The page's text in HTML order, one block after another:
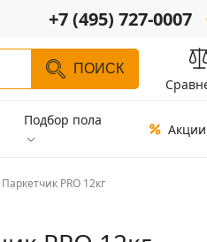
+7 (495) 727-0007
ПОИСК
Подбор пола
Акции
PRO 12кг